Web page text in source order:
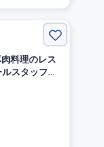
肉料理のレス
スタッフ募